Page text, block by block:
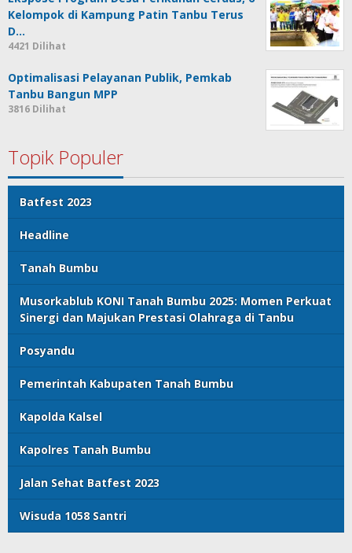
Kelompok di Kampung Patin Tanbu Terus
D…
4421 Dilihat
Optimalisasi Pelayanan Publik, Pemkab
Tanbu Bangun MPP
3816 Dilihat
Topik Populer
Batfest 2023
Headline
Tanah Bumbu
Musorkablub KONI Tanah Bumbu 2025: Momen Perkuat
Sinergi dan Majukan Prestasi Olahraga di Tanbu
Posyandu
Pemerintah Kabupaten Tanah Bumbu
Kapolda Kalsel
Kapolres Tanah Bumbu
Jalan Sehat Batfest 2023
Wisuda 1058 Santri